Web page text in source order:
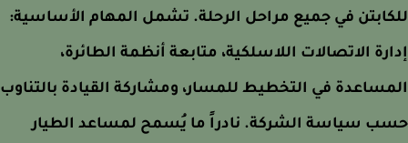
في جميع مراحل الرحلة. تشمل المهام الأساسية:
الاتصالات اللاسلكية، متابعة أنظمة الطائرة،
في التخطيط للمسار، ومشاركة القيادة بالتناوب
سياسة الشركة. نادراً ما يُسمح لمساعد الطيار